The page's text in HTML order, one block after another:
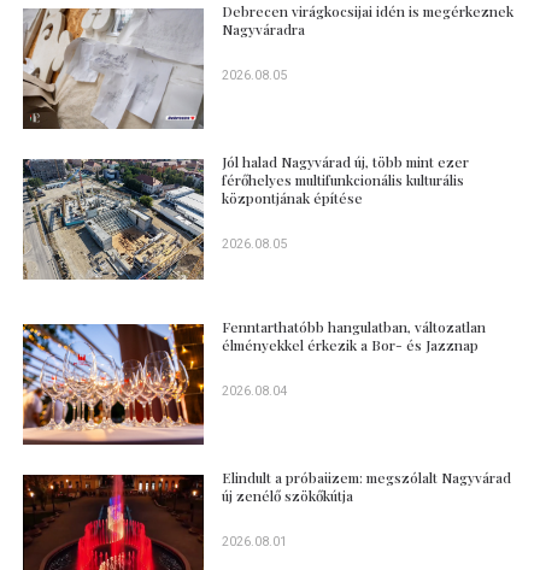
Debrecen virágkocsijai idén is megérkeznek
Nagyváradra
2026.08.05
Jól halad Nagyvárad új, több mint ezer
férőhelyes multifunkcionális kulturális
központjának építése
2026.08.05
Fenntarthatóbb hangulatban, változatlan
élményekkel érkezik a Bor- és Jazznap
2026.08.04
Elindult a próbaüzem: megszólalt Nagyvárad
új zenélő szökőkútja
2026.08.01